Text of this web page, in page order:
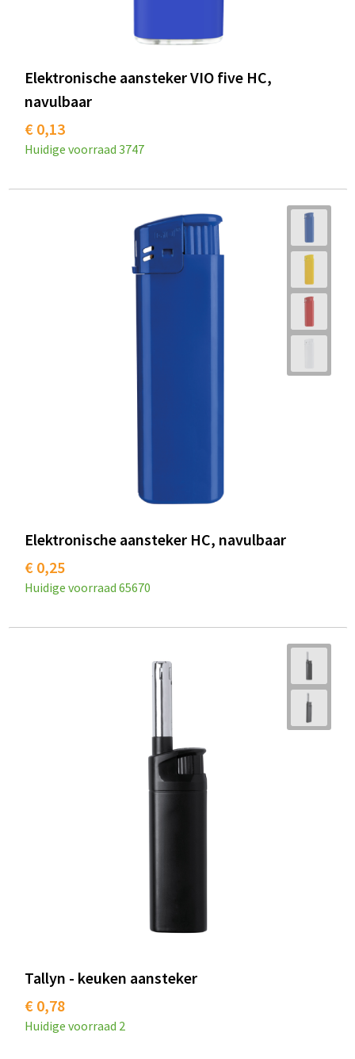
Elektronische aansteker VIO five HC,
navulbaar
€ 0,13
Huidige voorraad 3747
Elektronische aansteker HC, navulbaar
€ 0,25
Huidige voorraad 65670
Tallyn - keuken aansteker
€ 0,78
Huidige voorraad 2